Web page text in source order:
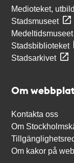
Medioteket,
Stadsmuseet
Medeltidsmuseet
Stadsbiblioteket
Stadsarkivet
Om
Kontakta oss
Om
Om kakor på